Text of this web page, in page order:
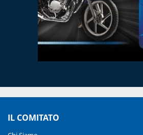
IL COMITATO